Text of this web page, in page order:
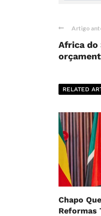
Artigo
Africa do
RELATED
Chapo
Reformas